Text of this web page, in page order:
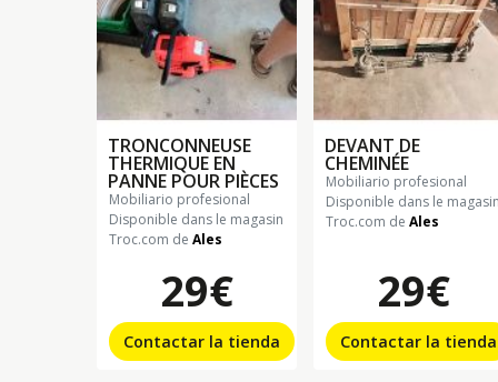
TRONCONNEUSE
THERMIQUE EN
PANNE POUR PIÈCES
mobiliario profesional
Disponible dans le magasin
Troc.com de Ales
29€
Contactar la tienda
DEVANT DE
CHEMINÉE
mobiliario profesional
Disponible dans le
Troc.com de Ales
29€
Contactar la tienda